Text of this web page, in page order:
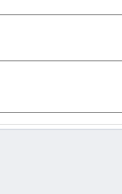
+náhrady